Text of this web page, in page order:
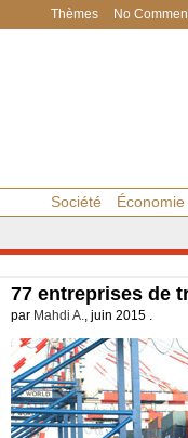
Thèmes No
Société Économie
77 entreprises de
par Mahdi A., juin 2015 .